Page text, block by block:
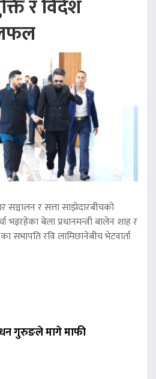
र विदेश
सञ्चालन र सत्ता साझेदारबीचको
भइरहेका बेला प्रधानमन्त्री बालेन शाह र
सभापति रवि लामिछानेबीच भेटवार्ता
गुरुङले मागे माफी